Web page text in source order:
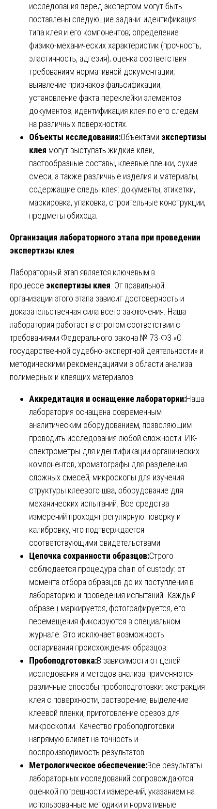
исследования перед экспертом могут быть
поставлены следующие задачи: идентификация
типа клея и его компонентов; определение
физико-механических характеристик (прочность,
эластичность, адгезия); оценка соответствия
требованиям нормативной документации;
выявление признаков фальсификации;
установление факта переклейки элементов
документов; идентификация клея по его следам
на различных поверхностях.
Объекты исследования:Объектами экспертизы
клея могут выступать жидкие клеи,
пастообразные составы, клеевые пленки, сухие
смеси, а также различные изделия и материалы,
содержащие следы клея: документы, этикетки,
маркировка, упаковка, строительные конструкции,
предметы обихода.
Организация лабораторного этапа при проведении
экспертизы клея
Лабораторный этап является ключевым в
процессе экспертизы клея . От правильной
организации этого этапа зависит достоверность и
доказательственная сила всего заключения. Наша
лаборатория работает в строгом соответствии с
требованиями Федерального закона № 73-ФЗ «О
государственной судебно-экспертной деятельности» и
методическими рекомендациями в области анализа
полимерных и клеящих материалов.
Аккредитация и оснащение лаборатории:Наша
лаборатория оснащена современным
аналитическим оборудованием, позволяющим
проводить исследования любой сложности: ИК-
спектрометры для идентификации органических
компонентов, хроматографы для разделения
сложных смесей, микроскопы для изучения
структуры клеевого шва, оборудование для
механических испытаний. Все средства
измерений проходят регулярную поверку и
калибровку, что подтверждается
соответствующими свидетельствами.
Цепочка сохранности образцов:Строго
соблюдается процедура chain of custody: от
момента отбора образцов до их поступления в
лабораторию и проведения испытаний. Каждый
образец маркируется, фотографируется, его
перемещения фиксируются в специальном
журнале. Это исключает возможность
оспаривания происхождения образцов.
Пробоподготовка:В зависимости от целей
исследования и методов анализа применяются
различные способы пробоподготовки: экстракция
клея с поверхности, растворение, выделение
клеевой пленки, приготовление срезов для
микроскопии. Качество пробоподготовки
напрямую влияет на точность и
воспроизводимость результатов.
Метрологическое обеспечение:Все результаты
лабораторных исследований сопровождаются
оценкой погрешности измерений, указанием на
использованные методики и нормативные